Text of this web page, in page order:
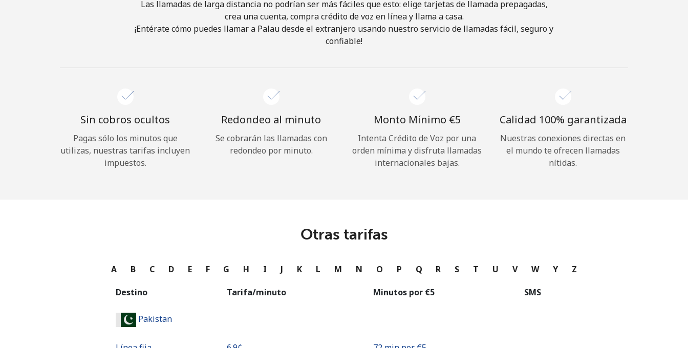
¡Hola!
¿Olvidaste tu contraseña? →
o
Las llamadas de larga distancia no podrían ser más fáciles que esto: elige tarjetas de llamada prepagadas,
crea una cuenta, compra crédito de voz en línea y llama a casa.
¡Entérate cómo puedes llamar a Palau desde el extranjero usando nuestro servicio de llamadas fácil, seguro y
confiable!
Sin cobros ocultos
Pagas sólo los minutos que
utilizas, nuestras tarifas incluyen
impuestos.
Redondeo al minuto
Se cobrarán las llamadas con
redondeo por minuto.
Monto Mínimo ⁦€5⁩
Intenta Crédito de Voz por una
orden mínima y disfruta llamadas
internacionales bajas.
Calidad 100% garantizada
Nuestras conexiones directas en
el mundo te ofrecen llamadas
nítidas.
Otras tarifas
A B C D E F G H I J K L M N O P Q R S T U V W Y Z
Destino Tarifa/minuto Minutos por ⁦€5⁩ SMS
Pakistan